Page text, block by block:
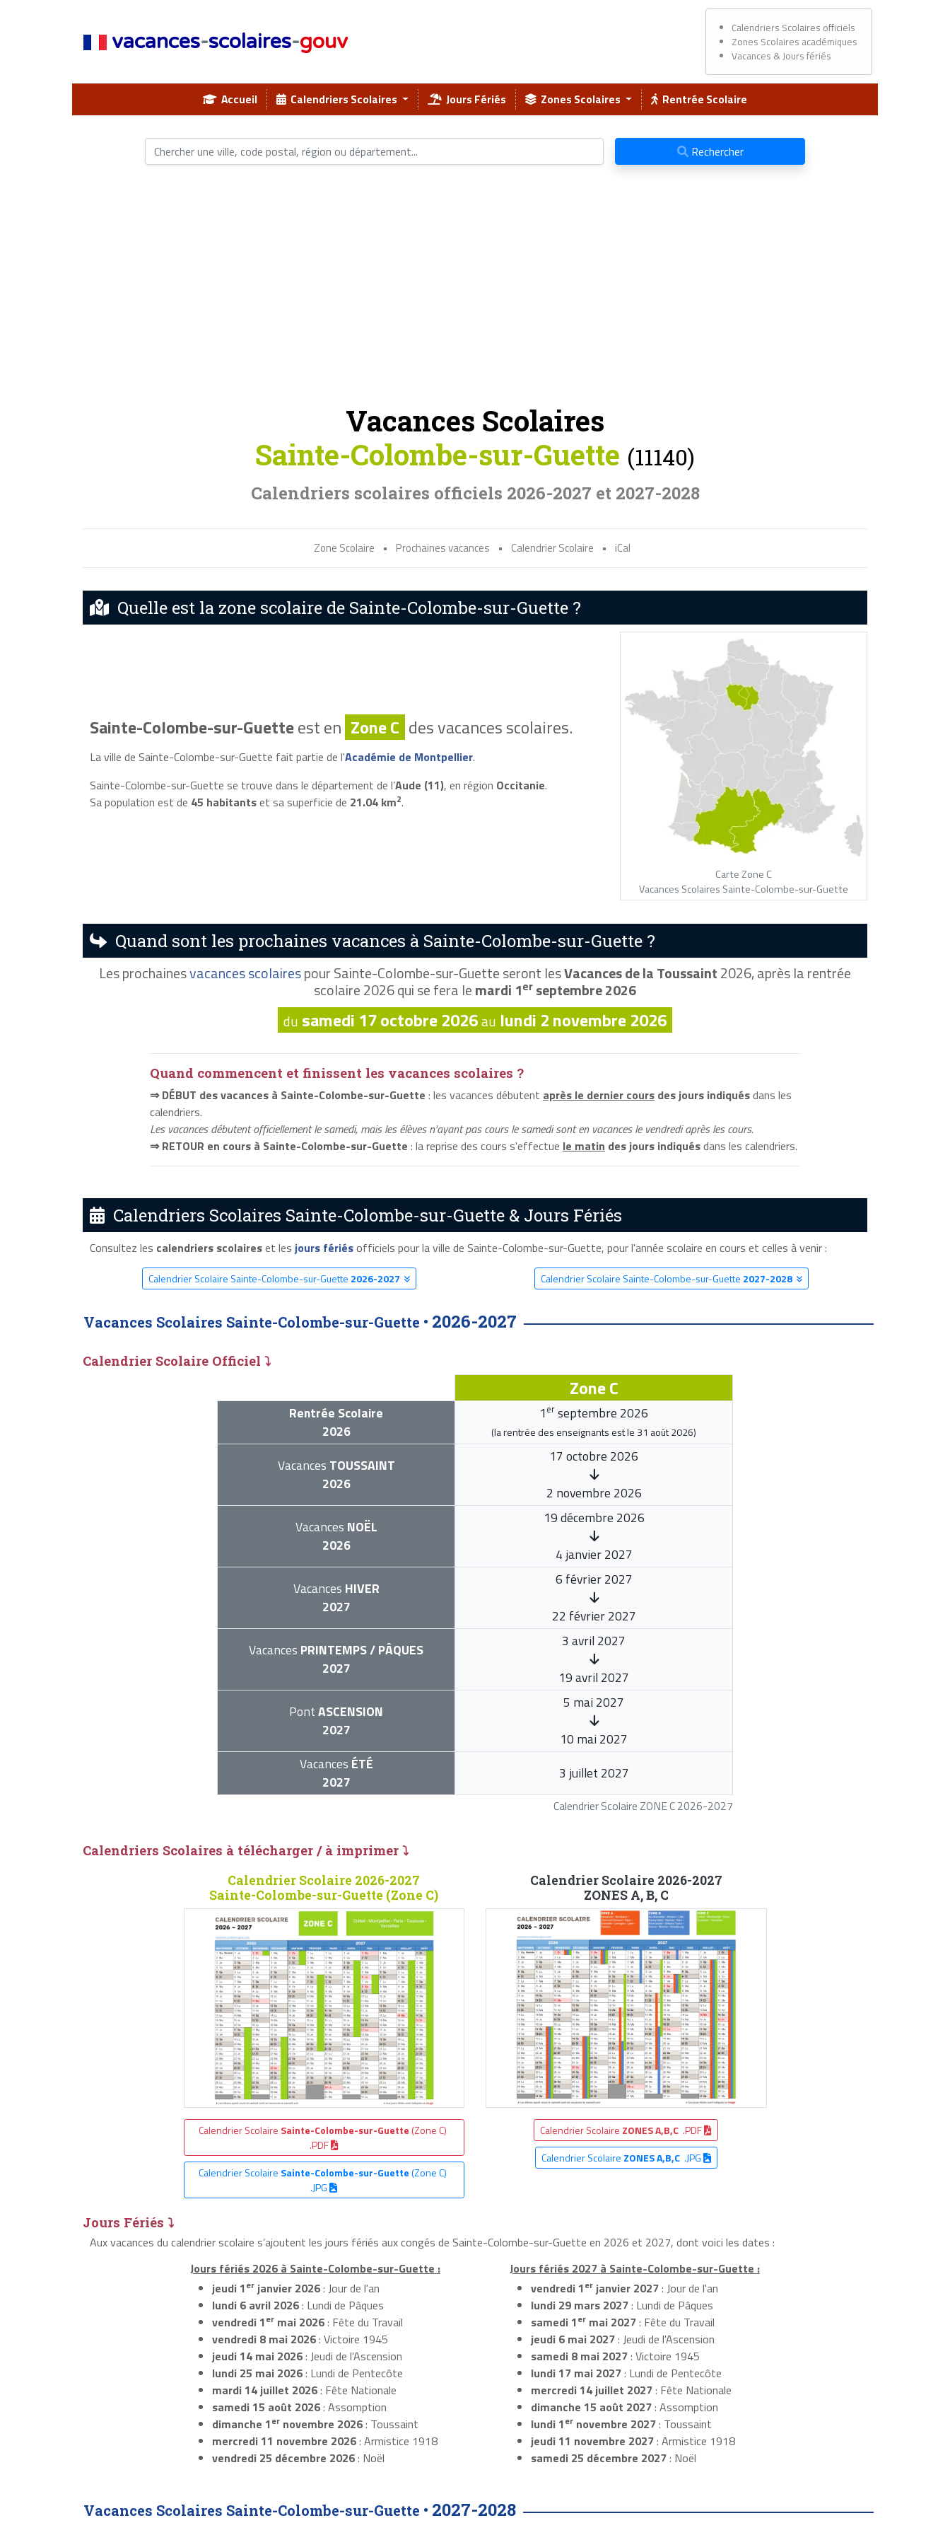
vacances-scolaires-gouv
Calendriers Scolaires officiels
Zones Scolaires académiques
Vacances & Jours fériés
Accueil Calendriers Scolaires Jours Fériés Zones Scolaires Rentrée Scolaire
Rechercher
Vacances Scolaires
Sainte-Colombe-sur-Guette (11140)
Calendriers scolaires officiels 2026-2027 et 2027-2028
Zone Scolaire • Prochaines vacances • Calendrier Scolaire • iCal
Quelle est la zone scolaire de Sainte-Colombe-sur-Guette ?
Sainte-Colombe-sur-Guetteest en Zone C des vacances scolaires.
La ville de Sainte-Colombe-sur-Guette fait partie de l'Académie de Montpellier.
Sainte-Colombe-sur-Guette se trouve dans le département de l’Aude (11), en région Occitanie.
Sa population est de 45 habitantset sa superficie de 21.04 km2.
Carte Zone C
Vacances Scolaires Sainte-Colombe-sur-Guette
Quand sont les prochaines vacances à Sainte-Colombe-sur-Guette ?
Les prochainesvacances scolairespour Sainte-Colombe-sur-Guette seront lesVacances de la Toussaint2026, après la rentrée
scolaire 2026 qui se fera lemardi 1er septembre 2026
du samedi 17 octobre 2026au lundi 2 novembre 2026
Quand commencent et finissent les vacances scolaires ?
⇒ DÉBUT des vacances à Sainte-Colombe-sur-Guette : les vacances débutent après le dernier cours des jours indiquésdans les
calendriers.
Les vacances débutent officiellement le samedi, mais les élèves n'ayant pas cours le samedi sont en vacances le vendredi après les cours.
⇒ RETOUR en cours à Sainte-Colombe-sur-Guette : la reprise des cours s'effectue le matin des jours indiquésdans les calendriers.
Calendriers Scolaires Sainte-Colombe-sur-Guette & Jours Fériés
Consultez les calendriers scolaireset les jours fériésofficiels pour la ville de Sainte-Colombe-sur-Guette, pour l'année scolaire en cours et celles à venir :
Calendrier Scolaire Sainte-Colombe-sur-Guette 2026-2027 Calendrier Scolaire Sainte-Colombe-sur-Guette 2027-2028
Vacances Scolaires Sainte-Colombe-sur-Guette • 2026-2027
Calendrier Scolaire Officiel ⤵
Calendrier Scolaire ZONE C 2026-2027
Zone C
Rentrée Scolaire
2026
1 er septembre 2026
(la rentrée des enseignants est le 31 août 2026)
Vacances TOUSSAINT
2026
17 octobre 2026
2 novembre 2026
Vacances NOËL
2026
19 décembre 2026
4 janvier 2027
Vacances HIVER
2027
6 février 2027
22 février 2027
Vacances PRINTEMPS / PÂQUES
2027
3 avril 2027
19 avril 2027
PontASCENSION
2027
5 mai 2027
10 mai 2027
Vacances ÉTÉ
2027
3 juillet 2027
Calendriers Scolaires à télécharger / à imprimer ⤵
Calendrier Scolaire 2026-2027
Sainte-Colombe-sur-Guette (Zone C)
Calendrier Scolaire Sainte-Colombe-sur-Guette (Zone C)
.PDF
Calendrier Scolaire Sainte-Colombe-sur-Guette(Zone C)
.JPG
Calendrier Scolaire 2026-2027
ZONES A, B, C
Calendrier Scolaire ZONES A,B,C .PDF
Calendrier Scolaire ZONES A,B,C.JPG
Jours Fériés ⤵
Aux vacances du calendrier scolaire s’ajoutent les jours fériés aux congés de Sainte-Colombe-sur-Guette en 2026 et 2027, dont voici les dates :
Jours fériés 2026 à Sainte-Colombe-sur-Guette :
jeudi 1erjanvier 2026: Jour de l'an
lundi 6 avril 2026: Lundi de Pâques
vendredi 1ermai 2026: Fête du Travail
vendredi 8 mai 2026: Victoire 1945
jeudi 14 mai 2026: Jeudi de l'Ascension
lundi 25 mai 2026: Lundi de Pentecôte
mardi 14 juillet 2026: Fête Nationale
samedi 15 août 2026: Assomption
dimanche 1ernovembre 2026: Toussaint
mercredi 11 novembre 2026: Armistice 1918
vendredi 25 décembre 2026: Noël
Jours fériés 2027 à Sainte-Colombe-sur-Guette :
vendredi 1er janvier 2027: Jour de l'an
lundi 29 mars 2027: Lundi de Pâques
samedi 1er mai 2027: Fête du Travail
jeudi 6 mai 2027: Jeudi de l'Ascension
samedi 8 mai 2027: Victoire 1945
lundi 17 mai 2027: Lundi de Pentecôte
mercredi 14 juillet 2027: Fête Nationale
dimanche 15 août 2027: Assomption
lundi 1er novembre 2027: Toussaint
jeudi 11 novembre 2027: Armistice 1918
samedi 25 décembre 2027: Noël
Vacances Scolaires Sainte-Colombe-sur-Guette • 2027-2028